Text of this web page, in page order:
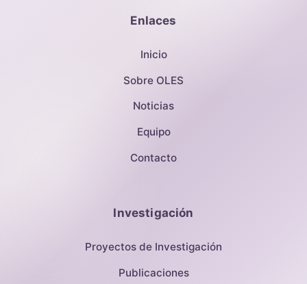
Enlaces
Inicio
Sobre OLES
Noticias
Equipo
Contacto
Investigación
Proyectos de Investigación
Publicaciones